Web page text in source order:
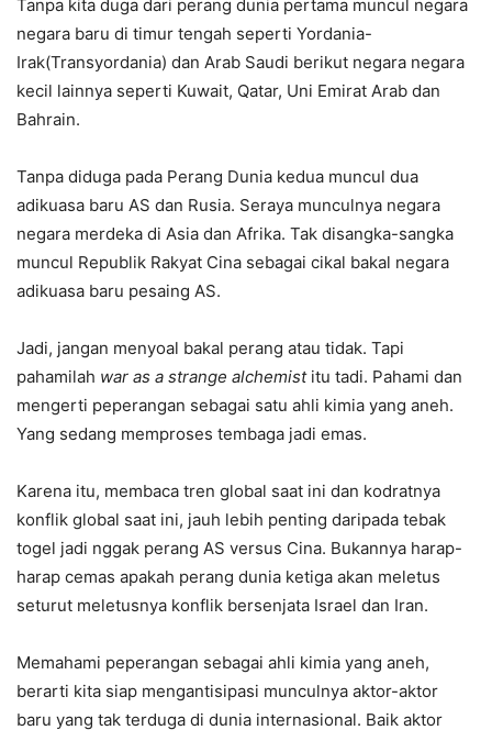
Tanpa kita duga dari perang dunia pertama muncul negara
negara baru di timur tengah seperti Yordania-
Irak(Transyordania) dan Arab Saudi berikut negara negara
kecil lainnya seperti Kuwait, Qatar, Uni Emirat Arab dan
Bahrain.
Tanpa diduga pada Perang Dunia kedua muncul dua
adikuasa baru AS dan Rusia. Seraya munculnya negara
negara merdeka di Asia dan Afrika. Tak disangka-sangka
muncul Republik Rakyat Cina sebagai cikal bakal negara
adikuasa baru pesaing AS.
Jadi, jangan menyoal bakal perang atau tidak. Tapi
pahamilah war as a strange alchemist itu tadi. Pahami dan
mengerti peperangan sebagai satu ahli kimia yang aneh.
Yang sedang memproses tembaga jadi emas.
Karena itu, membaca tren global saat ini dan kodratnya
konflik global saat ini, jauh lebih penting daripada tebak
togel jadi nggak perang AS versus Cina. Bukannya harap-
harap cemas apakah perang dunia ketiga akan meletus
seturut meletusnya konflik bersenjata Israel dan Iran.
Memahami peperangan sebagai ahli kimia yang aneh,
berarti kita siap mengantisipasi munculnya aktor-aktor
baru yang tak terduga di dunia internasional. Baik aktor